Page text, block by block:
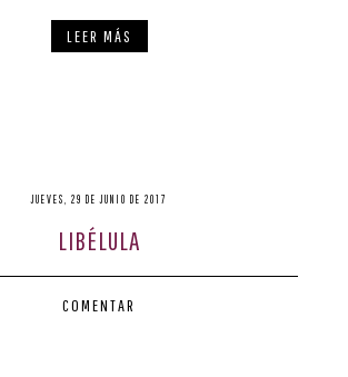
LEER MÁS
JUEVES, 29 DE JUNIO DE 2017
LIBÉLULA
COMENTAR